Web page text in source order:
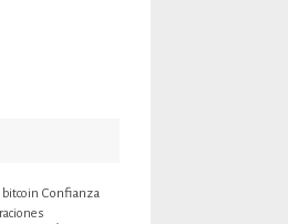
bitcoin Confianza